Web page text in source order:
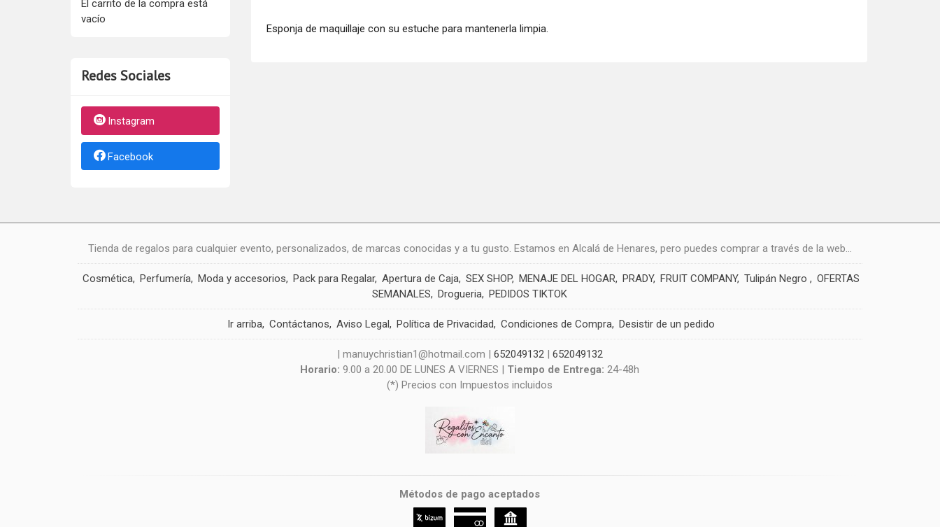
El carrito de la compra está
vacío
Redes Sociales
Instagram
Facebook
Esponja de maquillaje con su estuche para mantenerla limpia.
Tienda de regalos para cualquier evento, personalizados, de marcas conocidas y a tu gusto. Estamos en Alcalá de Henares, pero puedes comprar a través de la web...
Cosmética Perfumería Moda y accesorios Pack para Regalar Apertura de Caja SEX SHOP MENAJE DEL HOGAR PRADY FRUIT COMPANY Tulipán Negro
OFERTAS
SEMANALES Drogueria PEDIDOS TIKTOK
Ir arriba Contáctanos Aviso Legal Política de Privacidad Condiciones de Compra Desistir de un pedido
| manuychristian1@hotmail.com | 652049132| 652049132
Horario:9.00 a 20.00 DE LUNES A VIERNES | Tiempo de Entrega:24-48h
(*) Precios con Impuestos incluidos
Métodos de pago aceptados